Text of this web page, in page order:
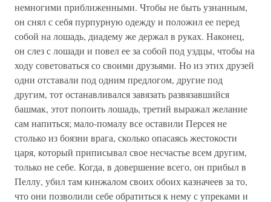
немногими приближенными. Чтобы не быть узнанным,
он снял с себя пурпурную одежду и положил ее перед
собой на лошадь, диадему же держал в руках. Наконец,
он слез с лошади и повел ее за собой под уздцы, чтобы на
ходу советоваться со своими друзьями. Но из этих друзей
одни отставали под одним предлогом, другие под
другим, тот останавливался завязать развязавшийся
башмак, этот попоить лошадь, третий выражал желание
сам напиться; мало-помалу все оставили Персея не
столько из боязни врага, сколько опасаясь жестокости
царя, который приписывал свое несчастье всем другим,
только не себе. Когда, в довершение всего, он прибыл в
Пеллу, убил там кинжалом своих обоих казначеев за то,
что они позволили себе обратиться к нему с упреками и